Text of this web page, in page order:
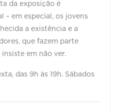
da exposição é
– em especial, os jovens
a existência e a
que fazem parte
em não ver.
das 9h às 19h. Sábados